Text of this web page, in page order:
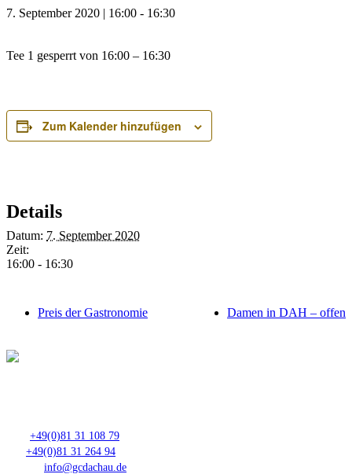
7. September 2020 | 16:00 - 16:30
Tee 1 gesperrt von 16:00 – 16:30
Zum Kalender hinzufügen
Details
Datum: 7. September 2020
Zeit:
16:00 - 16:30
Preis der Gastronomie Damen in DAH – offen
+49(0)81 31 108 79
+49(0)81 31 264 94
info@gcdachau.de